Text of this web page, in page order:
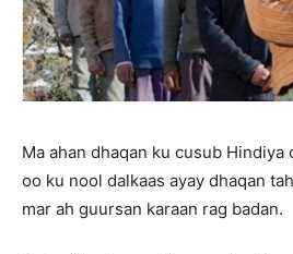
Ma ahan dhaqan ku cusub Hindiya
oo ku nool dalkaas ayay dhaqan
mar ah guursan karaan rag badan.